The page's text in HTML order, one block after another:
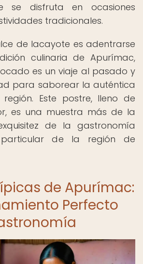
se disfruta en ocasiones
tradicionales.
de lacayote es adentrarse
culinaria de Apurímac,
es un viaje al pasado y
para saborear la auténtica
Este postre, lleno de
es una muestra más de la
de la gastronomía
de la región de
de Apurímac:
Perfecto